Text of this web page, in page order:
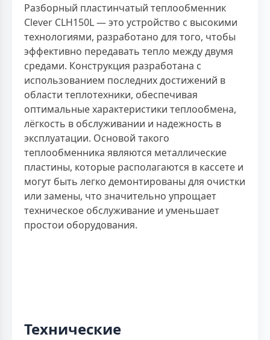
Разборный пластинчатый теплообменник
Clever CLH150L — это устройство с высокими
технологиями, разработано для того, чтобы
эффективно передавать тепло между двумя
средами. Конструкция разработана с
использованием последних достижений в
области теплотехники, обеспечивая
оптимальные характеристики теплообмена,
лёгкость в обслуживании и надежность в
эксплуатации. Основой такого
теплообменника являются металлические
пластины, которые располагаются в кассете и
могут быть легко демонтированы для очистки
или замены, что значительно упрощает
техническое обслуживание и уменьшает
простои оборудования.
Технические